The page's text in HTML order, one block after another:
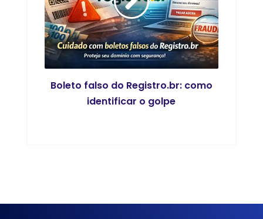
Boleto falso do Registro.br: como
identificar o golpe